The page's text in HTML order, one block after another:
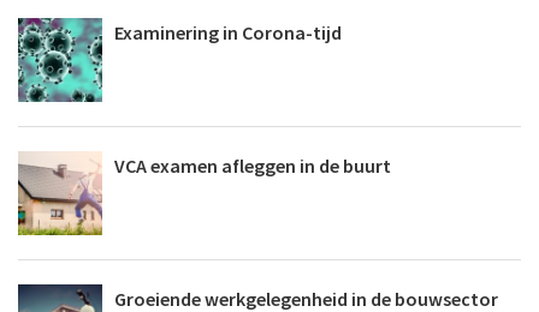
Examinering in Corona-tijd
VCA examen afleggen in de buurt
Groeiende werkgelegenheid in de bouwsector